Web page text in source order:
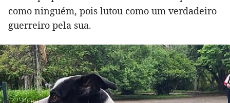
como ninguém, pois lutou como um verdadeiro
guerreiro pela sua.